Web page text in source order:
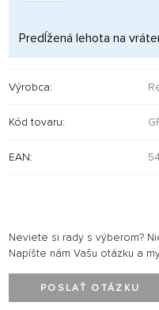
Predĺžená lehota na
Výrobca:
Kód tovaru:
EAN:
Neviete si rady s výberom?
Napíšte nám Vašu otázku a
POSLAŤ OTÁZKU